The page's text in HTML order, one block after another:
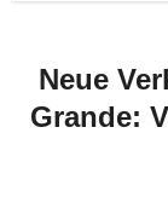
Neue
Grande: